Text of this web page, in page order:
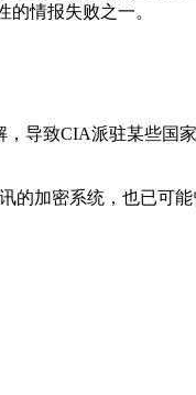
情报失败之一。
导致CIA派驻某些国
加密系统，也已可